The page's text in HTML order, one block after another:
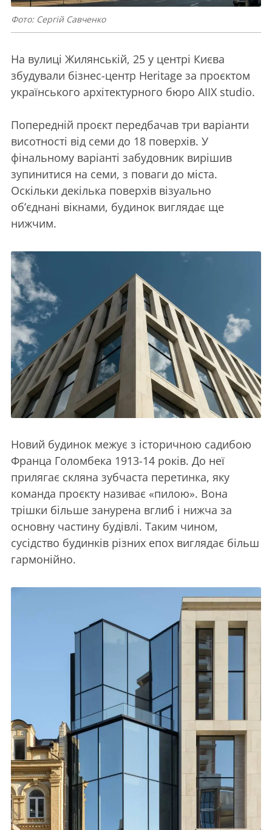
Фото: Сергій Савченко
На вулиці Жилянській, 25 у центрі Києва
збудували бізнес-центр Heritage за проєктом
українського архітектурного бюро AIIX studio.
Попередній проєкт передбачав три варіанти
висотності від семи до 18 поверхів. У
фінальному варіанті забудовник вирішив
зупинитися на семи, з поваги до міста.
Оскільки декілька поверхів візуально
об’єднані вікнами, будинок виглядає ще
нижчим.
Новий будинок межує з історичною садибою
Франца Голомбека 1913-14 років. До неї
прилягає скляна зубчаста перетинка, яку
команда проєкту називає «пилою». Вона
трішки більше занурена вглиб і нижча за
основну частину будівлі. Таким чином,
сусідство будинків різних епох виглядає більш
гармонійно.